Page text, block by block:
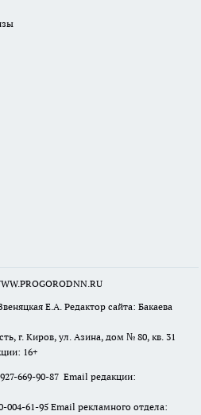
Е.А. Редактор сайта: Бакаева
г. Киров, ул. Азина, дом № 80, кв. 31
16+
669-90-87 Email редакции:
004-61-95 Email рекламного отдела: